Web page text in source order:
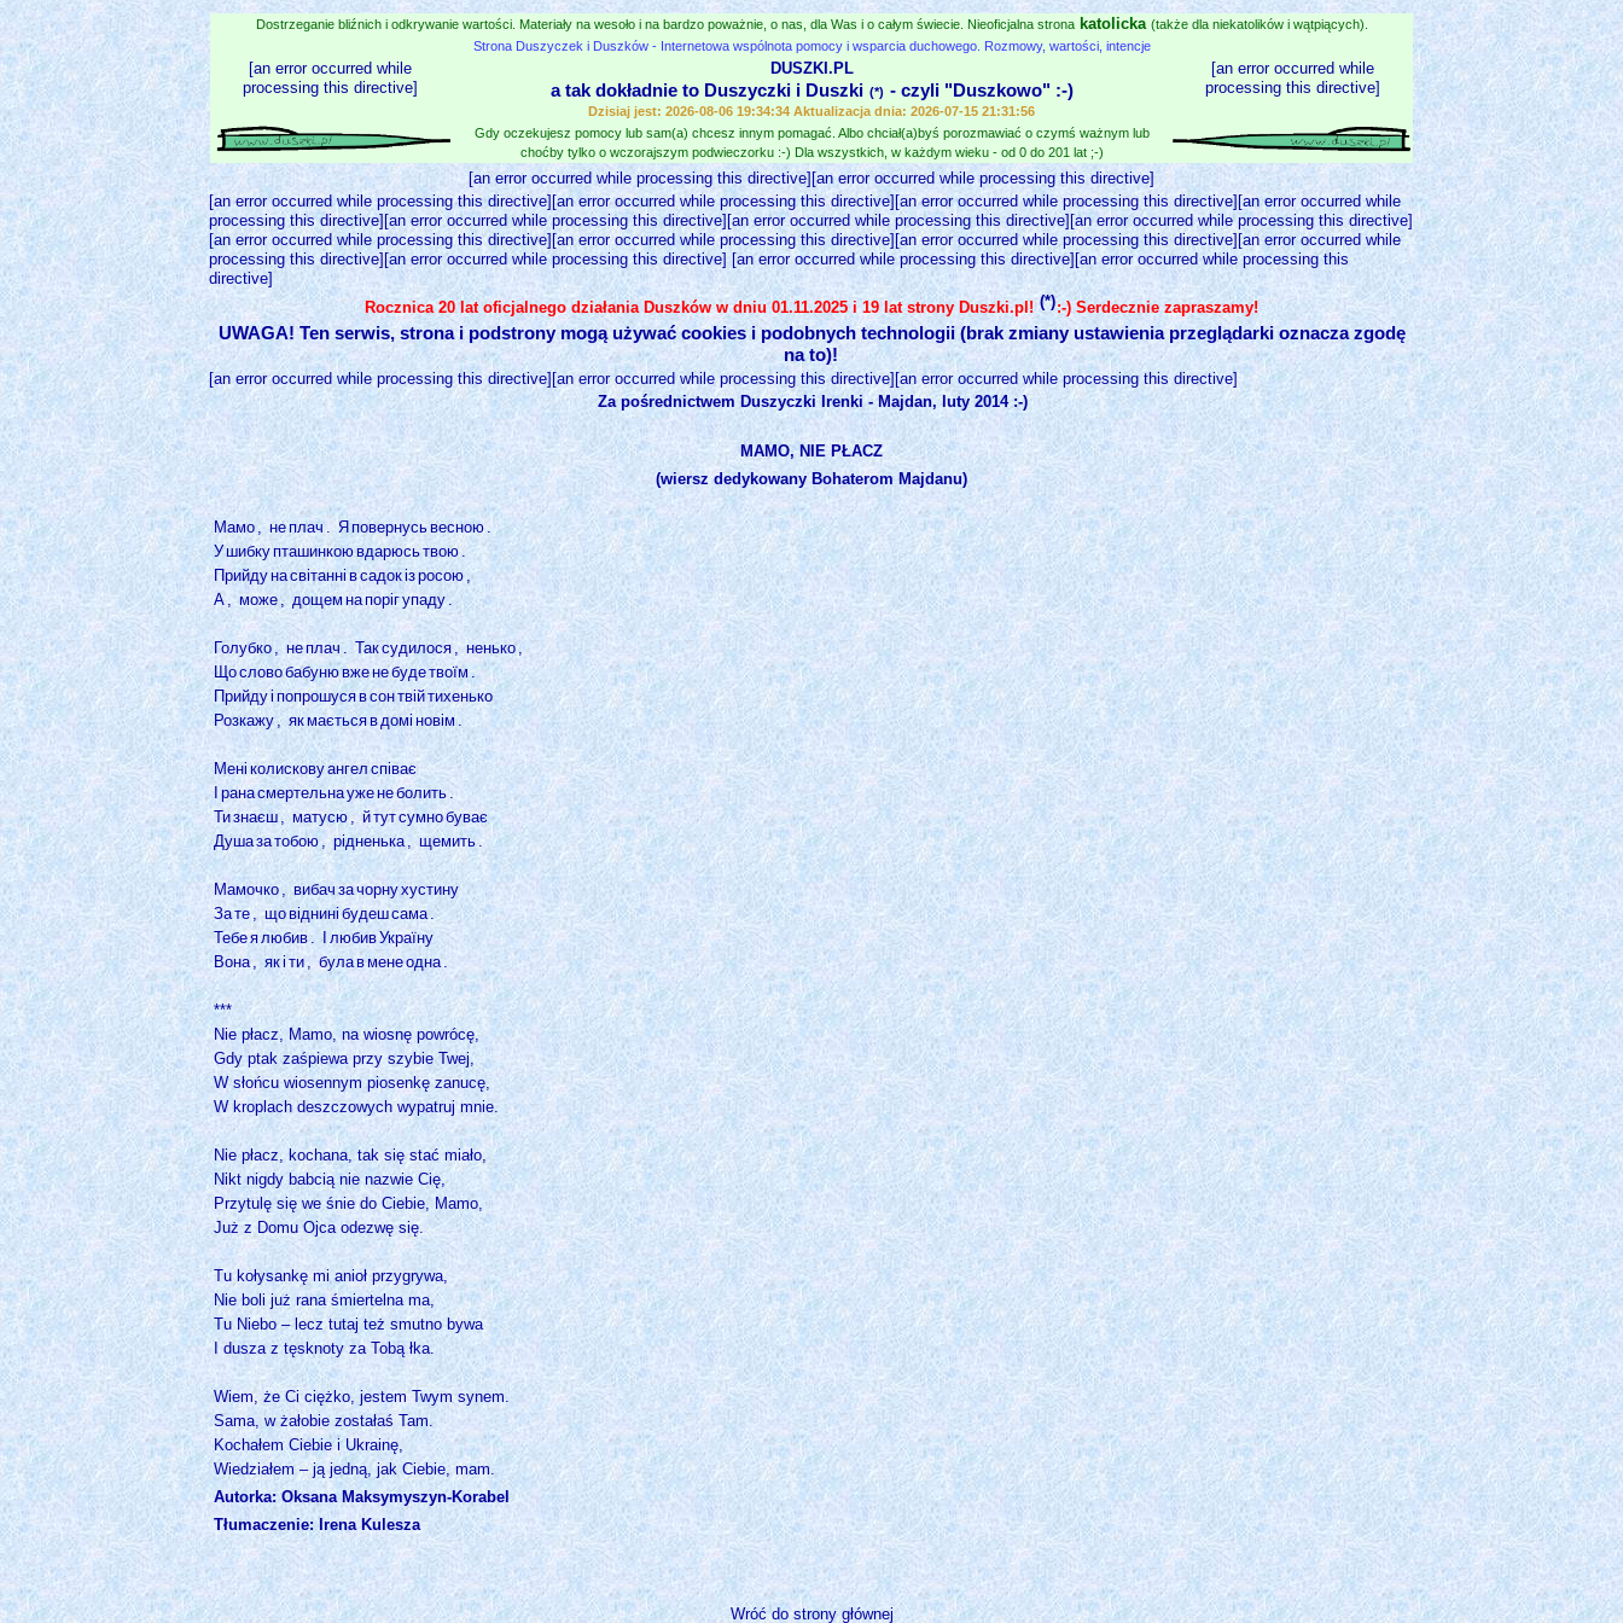
Dostrzeganie bliźnich i odkrywanie wartości. Materiały na wesoło i na bardzo poważnie, o nas, dla Was i o całym świecie. Nieoficjalna strona katolicka (także dla niekatolików i wątpiących).
[an error occurred while
processing this directive]
Strona Duszyczek i Duszków - Internetowa wspólnota pomocy i wsparcia duchowego. Rozmowy, wartości, intencje
DUSZKI.PL
a tak dokładnie to Duszyczki i Duszki (*) - czyli "Duszkowo" :-)
Dzisiaj jest: 2026-08-06 19:34:34 Aktualizacja dnia: 2026-07-15 21:31:56
[an error occurred while
processing this directive]
Gdy oczekujesz pomocy lub sam(a) chcesz innym pomagać. Albo chciał(a)byś porozmawiać o czymś ważnym lub
choćby tylko o wczorajszym podwieczorku :-) Dla wszystkich, w każdym wieku - od 0 do 201 lat ;-)
[an error occurred while processing this directive][an error occurred while processing this directive]
[an error occurred while processing this directive][an error occurred while processing this directive][an error occurred while processing this directive][an error occurred while
processing this directive][an error occurred while processing this directive][an error occurred while processing this directive][an error occurred while processing this directive]
[an error occurred while processing this directive][an error occurred while processing this directive][an error occurred while processing this directive][an error occurred while
processing this directive][an error occurred while processing this directive] [an error occurred while processing this directive][an error occurred while processing this
directive]
Rocznica 20 lat oficjalnego działania Duszków w dniu 01.11.2025 i 19 lat strony Duszki.pl! (*):-) Serdecznie zapraszamy!
UWAGA! Ten serwis, strona i podstrony mogą używać cookies i podobnych technologii (brak zmiany ustawienia przeglądarki oznacza zgodę
na to)!
[an error occurred while processing this directive][an error occurred while processing this directive][an error occurred while processing this directive]
Za pośrednictwem Duszyczki Irenki - Majdan, luty 2014 :-)
MAMO, NIE PŁACZ
(wiersz dedykowany Bohaterom Majdanu)
Мамо , неплач . Я повернусьвесною .
Ушибкупташинкоювдарюсьтвою.
Прийдунасвітанні всадокізросою ,
А ,може, дощемнапорігупаду .
Голубко , неплач . Таксудилося , ненько ,
Щословобабунювженебудетвоїм .
Прийдуі попрошусявсонтвійтихенько
Розкажу , як мається вдомі новім .
Мені колисковуангел співає
ранасмертельнауженеболить .
Тизнаєш ,матусю , йтутсумнобуває
Душазатобою , рідненька , щемить .
Мамочко , вибач зачорнухустину
Зате , що віднині будешсама .
Тебеялюбив . любивУкраїну
Вона , які ти , булавменеодна.
***
Nie płacz, Mamo, na wiosnę powrócę,
Gdy ptak zaśpiewa przy szybie Twej,
W słońcu wiosennym piosenkę zanucę,
W kroplach deszczowych wypatruj mnie.
Nie płacz, kochana, tak się stać miało,
Nikt nigdy babcią nie nazwie Cię,
Przytulę się we śnie do Ciebie, Mamo,
Już z Domu Ojca odezwę się.
Tu kołysankę mi anioł przygrywa,
Nie boli już rana śmiertelna ma,
Tu Niebo – lecz tutaj też smutno bywa
I dusza z tęsknoty za Tobą łka.
Wiem, że Ci ciężko, jestem Twym synem.
Sama, w żałobie zostałaś Tam.
Kochałem Ciebie i Ukrainę,
Wiedziałem – ją jedną, jak Ciebie, mam.
Autorka: Oksana Maksymyszyn-Korabel
Tłumaczenie: Irena Kulesza
Wróć do strony głównej